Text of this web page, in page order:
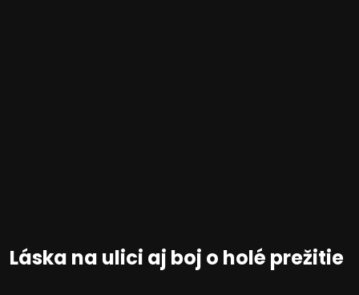
Láska na ulici aj boj o holé prežitie